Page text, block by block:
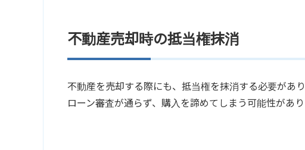
不動産売却時の抵当権抹消
不動産を売却する際にも、抵当権を抹消する必要があ
ローン審査が通らず、購入を諦めてしまう可能性があり